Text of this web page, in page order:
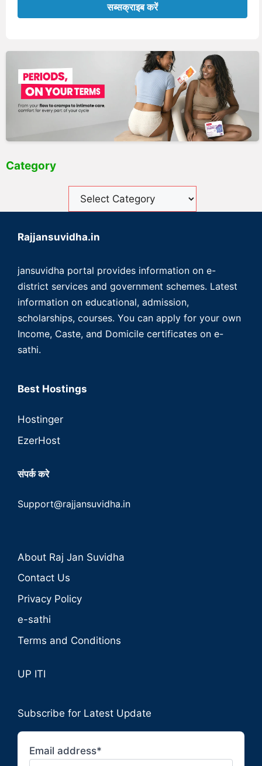
Category
Rajjansuvidha.in
jansuvidha portal provides information on e-
district services and government schemes. Latest
information on educational, admission,
scholarships, courses. You can apply for your own
Income, Caste, and Domicile certificates on e-
sathi.
Best Hostings
Hostinger
EzerHost
संपर्क करे
Support@rajjansuvidha.in
About Raj Jan Suvidha
Contact Us
Privacy Policy
e-sathi
Terms and Conditions
UP ITI
Subscribe for Latest Update
Email address*